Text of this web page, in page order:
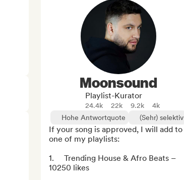
Moonsound
Playlist-Kurator
24.4k 22k 9.2k
4k
Hohe Antwortquote
(Sehr) selektiv
If your song is approved, I will add to
one of my playlists:
1.     Trending House & Afro Beats –
10250 likes